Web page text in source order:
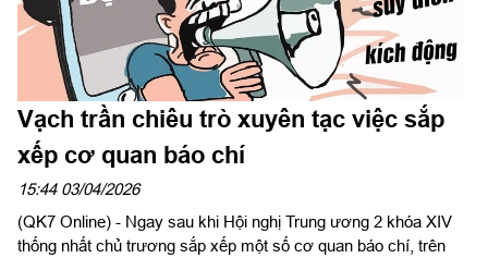
Vạch trần chiêu trò xuyên tạc việc sắp
xếp cơ quan báo chí
15:44 03/04/2026
(QK7 Online) - Ngay sau khi Hội nghị Trung ương 2 khóa XIV
thống nhất chủ trương sắp xếp một số cơ quan báo chí, trên